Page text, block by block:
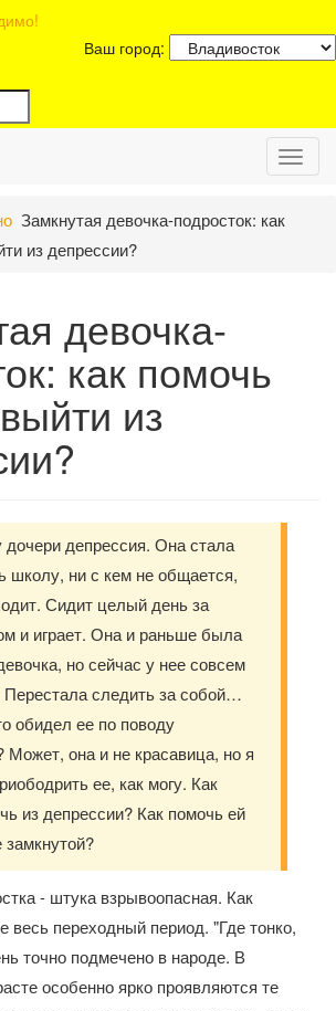
Ваш город:
Замкнутая девочка-подросток: как
из депрессии?
девочка-
как помочь
из
дочери депрессия. Она стала
школу, ни с кем не общается,
Сидит целый день за
и играет. Она и раньше была
но сейчас у нее совсем
Перестала следить за собой…
обидел ее по поводу
Может, она и не красавица, но я
ее, как могу. Как
из депрессии? Как помочь ей
- штука взрывоопасная. Как
весь переходный период. "Где тонко,
точно подмечено в народе. В
особенно ярко проявляются те